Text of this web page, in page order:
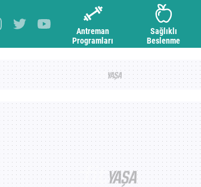
Antreman
Programları
Sağlıklı
Beslenme